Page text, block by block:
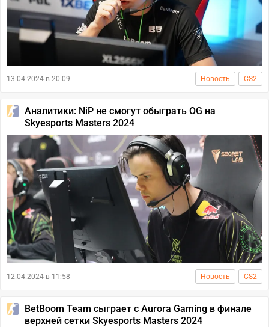
13.04.2024 в 20:09 Новость CS2
Аналитики: NiP не смогут обыграть OG на
Skyesports Masters 2024
12.04.2024 в 11:58 Новость CS2
BetBoom Team сыграет с Aurora Gaming в финале
верхней сетки Skyesports Masters 2024